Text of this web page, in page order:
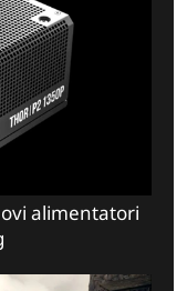
alimentatori